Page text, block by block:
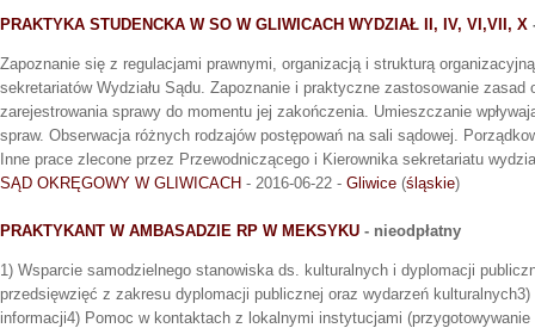
PRAKTYKA STUDENCKA W SO W GLIWICACH WYDZIAŁ II, IV, VI,VII, X
Zapoznanie się z regulacjami prawnymi, organizacją i strukturą
sekretariatów Wydziału Sądu. Zapoznanie i praktyczne zastosowanie zasad
zarejestrowania sprawy do momentu jej zakończenia. Umieszczanie
spraw. Obserwacja różnych rodzajów postępowań na sali sądowej.
Inne prace zlecone przez Przewodniczącego i Kierownika sekretariatu
SĄD OKRĘGOWY W GLIWICACH - 2016-06-22 - Gliwice (śląskie)
PRAKTYKANT W AMBASADZIE RP W MEKSYKU - nieodpłatny
1) Wsparcie samodzielnego stanowiska ds. kulturalnych i dyplomacji
przedsięwzięć z zakresu dyplomacji publicznej oraz wydarzeń
informacji4) Pomoc w kontaktach z lokalnymi instytucjami